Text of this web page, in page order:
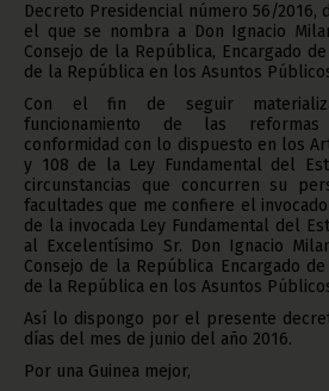
Decreto Presidencial número 56/2016,
el que se nombra a Don Ignacio
Consejo de la República, Encargado
de la República en los Asuntos
Con el fin de seguir
funcionamiento de las reformas
conformidad con lo dispuesto en los
y 108 de la Ley Fundamental del
circunstancias que concurren su
facultades que me confiere el
de la invocada Ley Fundamental del
al Excelentísimo Sr. Don Ignacio
Consejo de la República Encargado
de la República en los Asuntos
Así lo dispongo por el presente
días del mes de junio del año 2016.
Por una Guinea mejor,